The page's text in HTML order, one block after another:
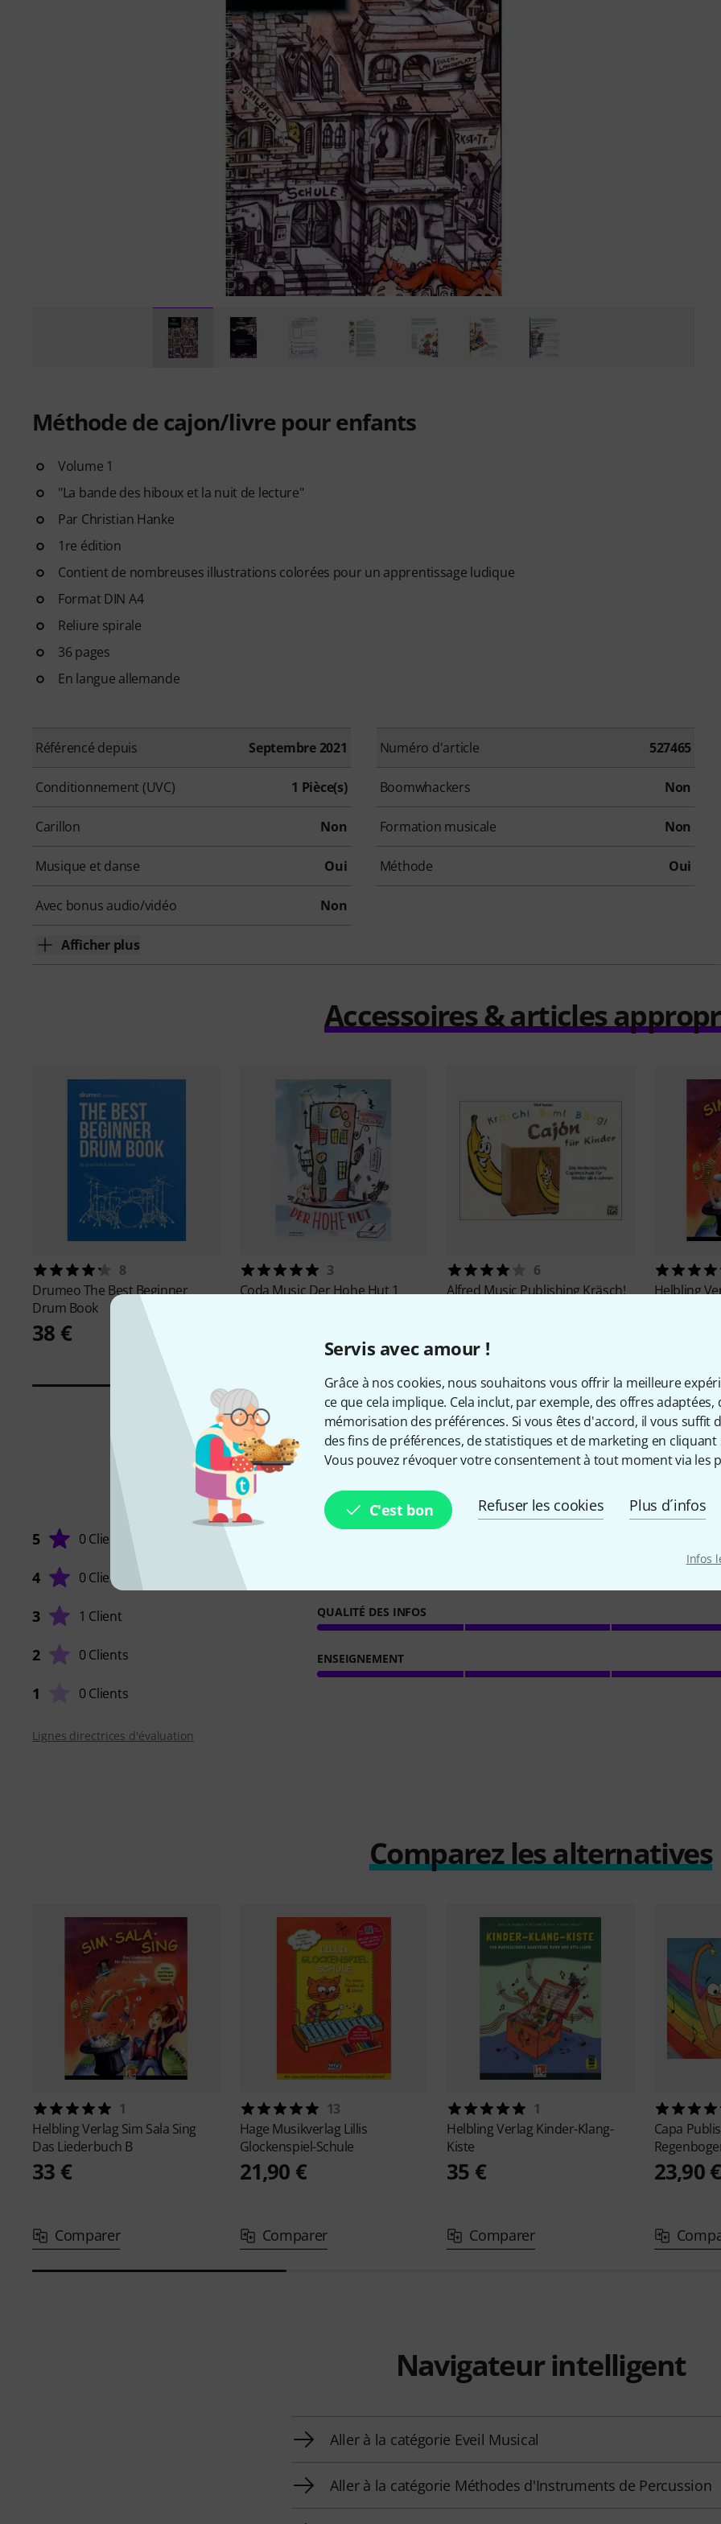
Servis avec amour !
Grâce à nos cookies, nous souhaitons vous offrir la meilleure
ce que cela implique. Cela inclut, par exemple, des offres
mémorisation des préférences. Si vous êtes d'accord, il vous suffit
des fins de préférences, de statistiques et de marketing en
Vous pouvez révoquer votre consentement à tout moment via les
C'est bon Refuser les cookies Plus d´infos
Infos
Méthode de cajon/livre pour enfants
Volume 1
"La bande des hiboux et la nuit de lecture"
Par Christian Hanke
1re édition
Contient de nombreuses illustrations colorées pour un apprentissage ludique
Format DIN A4
Reliure spirale
36 pages
En langue allemande
Référencé depuis Septembre 2021 Numéro d'article 527465
Conditionnement (UVC) 1 Pièce(s) Boomwhackers Non
Carillon Non Formation musicale Non
Musique et danse Oui Méthode Oui
Avec bonus audio/vidéo Non
Afficher plus
Accessoires & articles
8
DrumeoThe Best Beginner
Drum Book
38 €
3
Coda MusicDer Hohe Hut 1
6
Alfred Music PublishingKräsch!
Helbling
1Évaluations des clients
5 0 Clients
4 0 Clients
3 1 Client
2 0 Clients
1 0 Clients
QUALITÉ DES INFOS
ENSEIGNEMENT
Lignes directrices d'évaluation
Comparez les alternatives
1
Helbling Verlag Sim Sala Sing
Das Liederbuch B
33 €
Comparer
13
Hage Musikverlag Lillis
Glockenspiel-Schule
21,90 €
Comparer
1
Helbling Verlag Kinder-Klang-
Kiste
35 €
Comparer
Capa
23,90 €
Navigateur intelligent
Aller à la catégorie Eveil Musical
Aller à la catégorie Méthodes d'Instruments de Percussion